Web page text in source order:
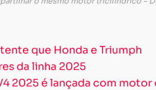
que Honda e Triumph
da linha 2025
2025 é lançada com motor